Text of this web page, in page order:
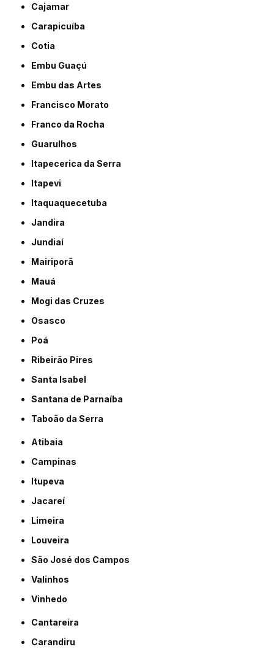
Cajamar
Carapicuíba
Cotia
Embu Guaçú
Embu das Artes
Francisco Morato
Franco da Rocha
Guarulhos
Itapecerica da Serra
Itapevi
Itaquaquecetuba
Jandira
Jundiaí
Mairiporã
Mauá
Mogi das Cruzes
Osasco
Poá
Ribeirão Pires
Santa Isabel
Santana de Parnaíba
Taboão da Serra
Atibaia
Campinas
Itupeva
Jacareí
Limeira
Louveira
São José dos Campos
Valinhos
Vinhedo
Cantareira
Carandiru